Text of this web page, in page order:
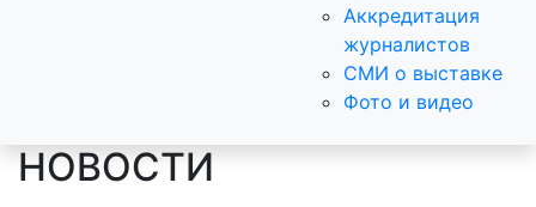
Аккредитация
журналистов
СМИ о выставке
Фото и видео
НОВОСТИ